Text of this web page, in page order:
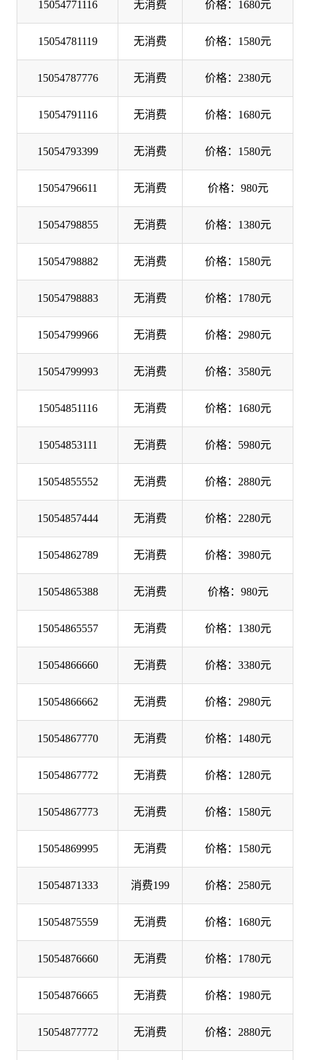
15054771116 无消费 价格：1680元
15054781119 无消费 价格：1580元
15054787776 无消费 价格：2380元
15054791116 无消费 价格：1680元
15054793399 无消费 价格：1580元
15054796611 无消费 价格：980元
15054798855 无消费 价格：1380元
15054798882 无消费 价格：1580元
15054798883 无消费 价格：1780元
15054799966 无消费 价格：2980元
15054799993 无消费 价格：3580元
15054851116 无消费 价格：1680元
15054853111 无消费 价格：5980元
15054855552 无消费 价格：2880元
15054857444 无消费 价格：2280元
15054862789 无消费 价格：3980元
15054865388 无消费 价格：980元
15054865557 无消费 价格：1380元
15054866660 无消费 价格：3380元
15054866662 无消费 价格：2980元
15054867770 无消费 价格：1480元
15054867772 无消费 价格：1280元
15054867773 无消费 价格：1580元
15054869995 无消费 价格：1580元
15054871333 消费199 价格：2580元
15054875559 无消费 价格：1680元
15054876660 无消费 价格：1780元
15054876665 无消费 价格：1980元
15054877772 无消费 价格：2880元